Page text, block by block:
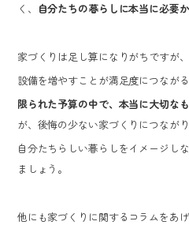
く、 自分たちの暮らしに本当に必要
家づくりは足し算になりがちですが、
設備を増やすことが満足度につなが
限られた予算の中で、本当に大切な
が、後悔の少ない家づくりにつながり
自分たちらしい暮らしをイメージし
ましょう。
他にも家づくりに関するコラムをあ